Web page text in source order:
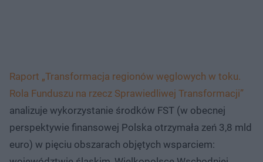
Raport „Transformacja regionów węglowych w toku.
Rola Funduszu na rzecz Sprawiedliwej Transformacji”
analizuje wykorzystanie środków FST (w obecnej
perspektywie finansowej Polska otrzymała zeń 3,8 mld
euro) w pięciu obszarach objętych wsparciem: